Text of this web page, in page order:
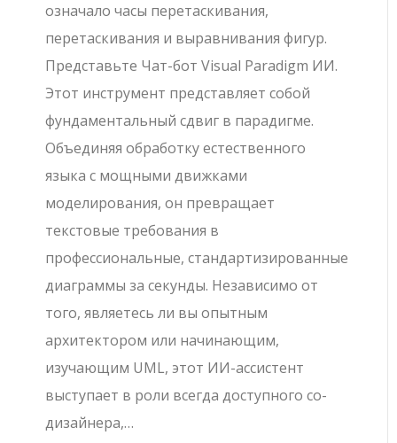
означало часы перетаскивания,
перетаскивания и выравнивания фигур.
Представьте Чат-бот Visual Paradigm ИИ.
Этот инструмент представляет собой
фундаментальный сдвиг в парадигме.
Объединяя обработку естественного
языка с мощными движками
моделирования, он превращает
текстовые требования в
профессиональные, стандартизированные
диаграммы за секунды. Независимо от
того, являетесь ли вы опытным
архитектором или начинающим,
изучающим UML, этот ИИ-ассистент
выступает в роли всегда доступного со-
дизайнера,…